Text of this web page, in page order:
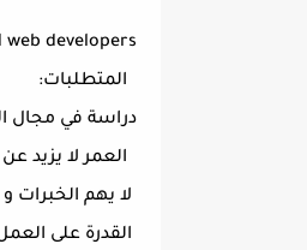
web developers
المتطلبات:
دراسة في مجال
العمر لا يزيد عن ٣٥ عام.
لا يهم الخبرات
القدرة على